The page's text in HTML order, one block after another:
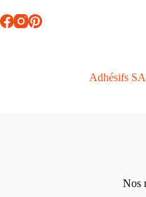
au
contenu
Adhésifs
Nos